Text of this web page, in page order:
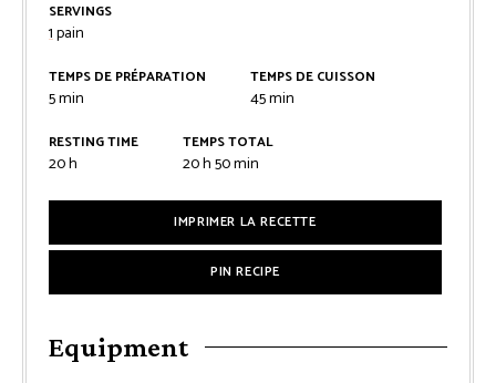
SERVINGS
1pain
TEMPS DE PRÉPARATION
5minutes
min
TEMPS DE CUISSON
45minutes
min
RESTING TIME
20heures
h
TEMPS TOTAL
20heures
h50minutes
min
IMPRIMER LA RECETTE
PIN RECIPE
Equipment